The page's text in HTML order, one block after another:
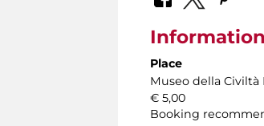
Information
Place
Museo della Civiltà
€ 5,00
Booking